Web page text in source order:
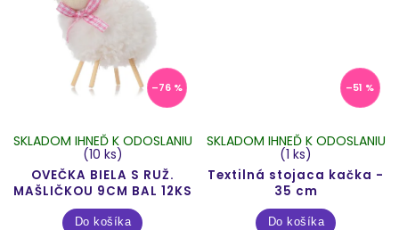
–76 %
OVEČKA BIELA S RUŽ.
MAŠLIČKOU 9CM BAL 12KS
SKLADOM IHNEĎ K ODOSLANIU
(10 ks)
Do košíka
–51 %
Textilná stojaca kačka -
35 cm
SKLADOM IHNEĎ K ODOSLANIU
(1 ks)
Do košíka